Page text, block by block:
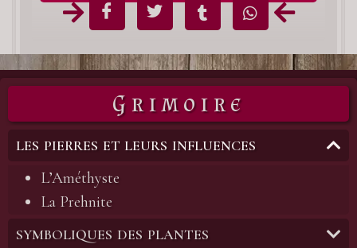
Grimoire
LES PIERRES ET LEURS INFLUENCES
L’Améthyste
La Prehnite
SYMBOLIQUES DES PLANTES